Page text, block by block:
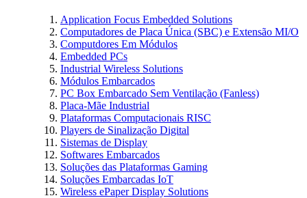
Application Focus Embedded Solutions
Computadores de Placa Única (SBC) e Extensão MI/O
Computdores Em Módulos
Embedded PCs
Industrial Wireless Solutions
Módulos Embarcados
PC Box Embarcado Sem Ventilação (Fanless)
Placa-Mãe Industrial
Plataformas Computacionais RISC
Players de Sinalização Digital
Sistemas de Display
Softwares Embarcados
Soluções das Plataformas Gaming
Soluções Embarcadas IoT
Wireless ePaper Display Solutions